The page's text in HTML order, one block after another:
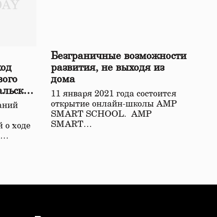
о ходе
Безграничные возможности
развития, не выходя из
дома
11 января 2021 года состоится
открытие онлайн-школы АМР
SMART SCHOOL. АМР
SMART…